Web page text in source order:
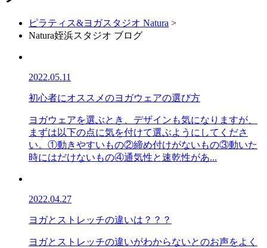
ピラティス&ヨガスタジオ Natura >
Natura姪浜スタジオ ブログ
2022.05.11
初心者にオススメのヨガウェアの選び方
ヨガウェアを選ぶとき、デザインも気になりますが、
まずは以下の点に気を付けて選ぶようにしてくださ
い。①動きやすいもの②締め付けがないもの③動いた
時にはだけないもの④通気性と速乾性があ...
2022.04.27
ヨガとストレッチの違いは？？？
ヨガとストレッチの違いがわからないとのお声をよく